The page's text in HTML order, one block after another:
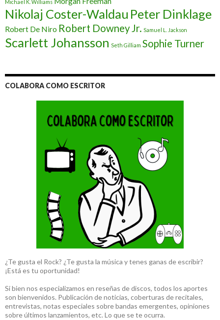
Michael K. Williams
Nikolaj Coster-Waldau Peter Dinklage
Robert De Niro Robert Downey Jr. Samuel L. Jackson
Scarlett Johansson Seth Gilliam Sophie Turner
COLABORA COMO ESCRITOR
¿Te gusta el Rock? ¿Te gusta la música y tenes ganas de escribir?
¡Está es tu oportunidad!
Si bien nos especializamos en reseñas de discos, todos los aportes
son bienvenidos. Publicación de noticias, coberturas de recitales,
entrevistas, notas especiales sobre bandas emergentes, opiniones
sobre últimos lanzamientos, etc. Lo que se te ocurra.